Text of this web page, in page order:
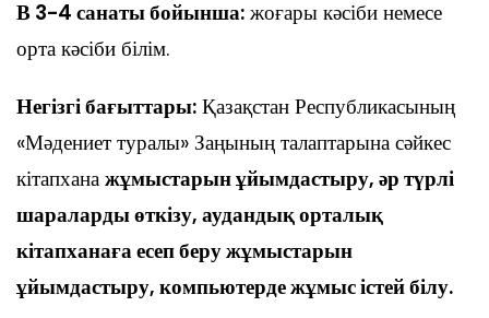
В 3-4 санаты бойынша: жоғары кәсіби немесе
орта кәсіби білім.
Негізгі бағыттары: Қазақстан Республикасының
«Мәдениет туралы» Заңының талаптарына сәйкес
кітапхана жұмыстарын ұйымдастыру, әр түрлі
шараларды өткізу, аудандық орталық
кітапханаға есеп беру жұмыстарын
ұйымдастыру, компьютерде жұмыс істей білу.